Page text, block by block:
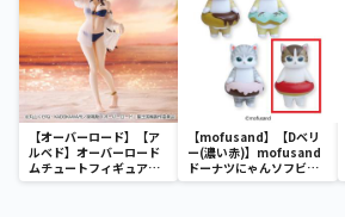
【オーバーロード】【ア
ルベド】オーバーロード
ムチュートフィギュアー
アルベド・aqua ver.ー
【mofusand】【Dベリ
ー(濃い赤)】mofusand
ドーナツにゃんソフビフ
ィギュア